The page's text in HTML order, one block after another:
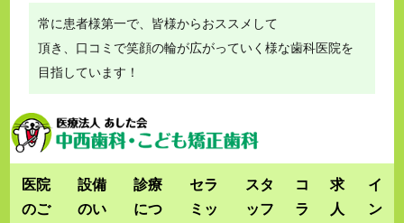
常に患者様第一で、皆様からおススメして
頂き、口コミで笑顔の輪が広がっていく様な歯科医院を
目指しています！
医院
のご
設備
のい
診療
につ
セラ
ミッ
スタ
ッフ
コ
ラ
求
人
イ
ン